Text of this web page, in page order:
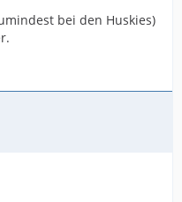
Verteidiger
bei
die Klappe wenn
Einsatz da
Ganz ehrlich, der
bei den Huskies)